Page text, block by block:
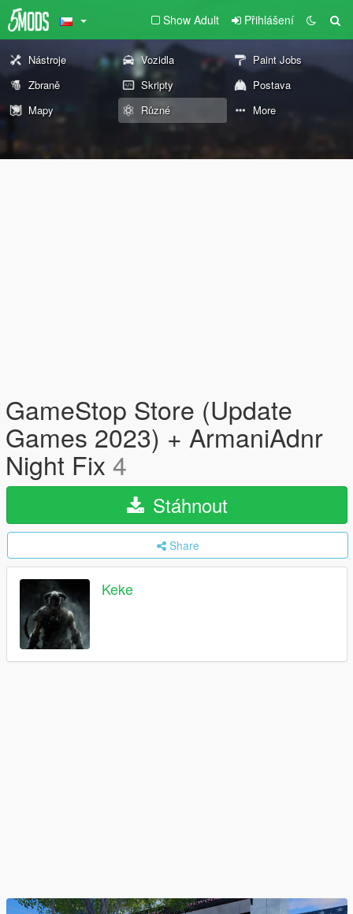
Show Adult Přihlášení
Nástroje Vozidla
Paint Jobs
Zbraně
Skripty
Postava
Mapy
Různé More
GameStop Store (Update
Games 2023) + ArmaniAdnr
Night Fix 4
Stáhnout
Share
Keke